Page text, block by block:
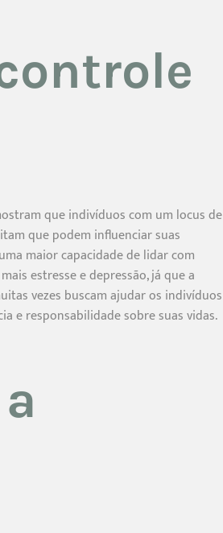
que indivíduos com um locus de
que podem influenciar suas
maior capacidade de lidar com
estresse e depressão, já que a
vezes buscam ajudar os indivíduos
e responsabilidade sobre suas vidas.